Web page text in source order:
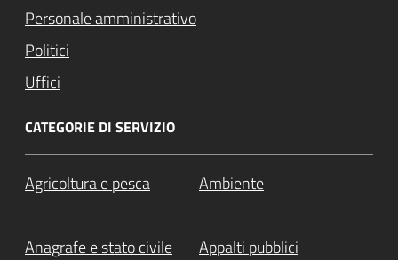
Personale amministrativo
Politici
Uffici
CATEGORIE DI SERVIZIO
Agricoltura e pesca Ambiente
Anagrafe e stato civile Appalti pubblici